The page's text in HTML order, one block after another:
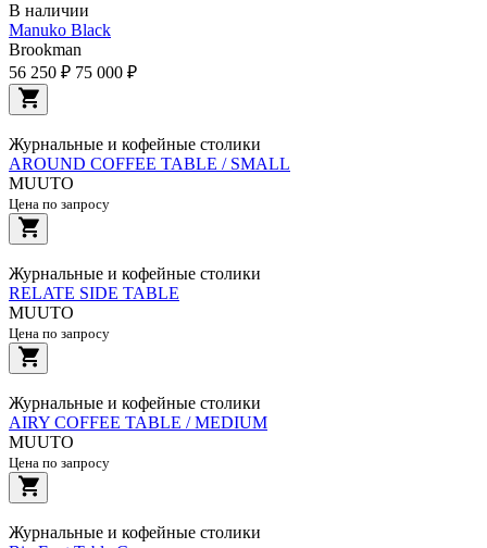
В наличии
Manuko Black
Brookman
56 250 ₽ 75 000 ₽
Журнальные и кофейные столики
AROUND COFFEE TABLE / SMALL
MUUTO
Цена по запросу
Журнальные и кофейные столики
RELATE SIDE TABLE
MUUTO
Цена по запросу
Журнальные и кофейные столики
AIRY COFFEE TABLE / MEDIUM
MUUTO
Цена по запросу
Журнальные и кофейные столики